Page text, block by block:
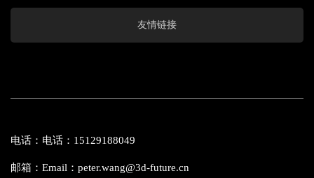
友情链接
电话：电话：15129188049
邮箱：Email：peter.wang@3d-future.cn